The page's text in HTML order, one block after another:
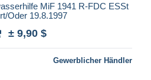
MiF 1941 R-FDC ESSt
Oder 19.8.1997
± 9,90 $
Gewerblicher Händler